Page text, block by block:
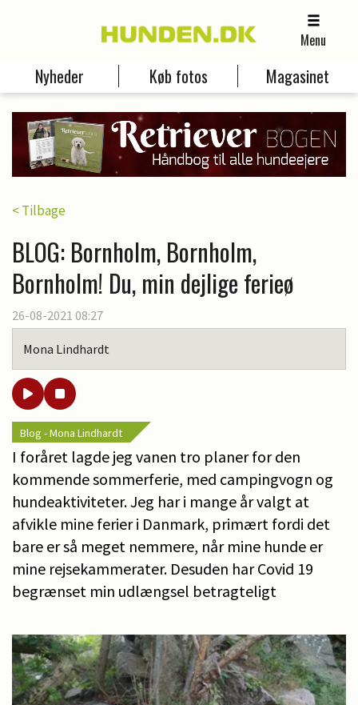
Menu
Nyheder Køb fotos Magasinet
< Tilbage
BLOG: Bornholm, Bornholm,
Bornholm! Du, min dejlige ferieø
26-08-2021 08:27
Mona Lindhardt
Blog - Mona Lindhardt
I foråret lagde jeg vanen tro planer for den
kommende sommerferie, med campingvogn og
hundeaktiviteter. Jeg har i mange år valgt at
afvikle mine ferier i Danmark, primært fordi det
bare er så meget nemmere, når mine hunde er
mine rejsekammerater. Desuden har Covid 19
begrænset min udlængsel betragteligt